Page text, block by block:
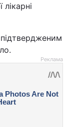
Реклама